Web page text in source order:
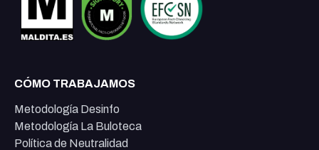
CÓMO TRABAJAMOS
Metodología Desinfo
Metodología La Buloteca
Política de Neutralidad